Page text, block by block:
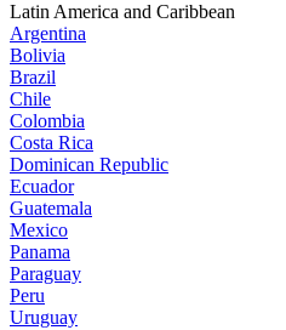
Latin America and Caribbean
Argentina
Bolivia
Brazil
Chile
Colombia
Costa Rica
Dominican Republic
Ecuador
Guatemala
Mexico
Panama
Paraguay
Peru
Uruguay